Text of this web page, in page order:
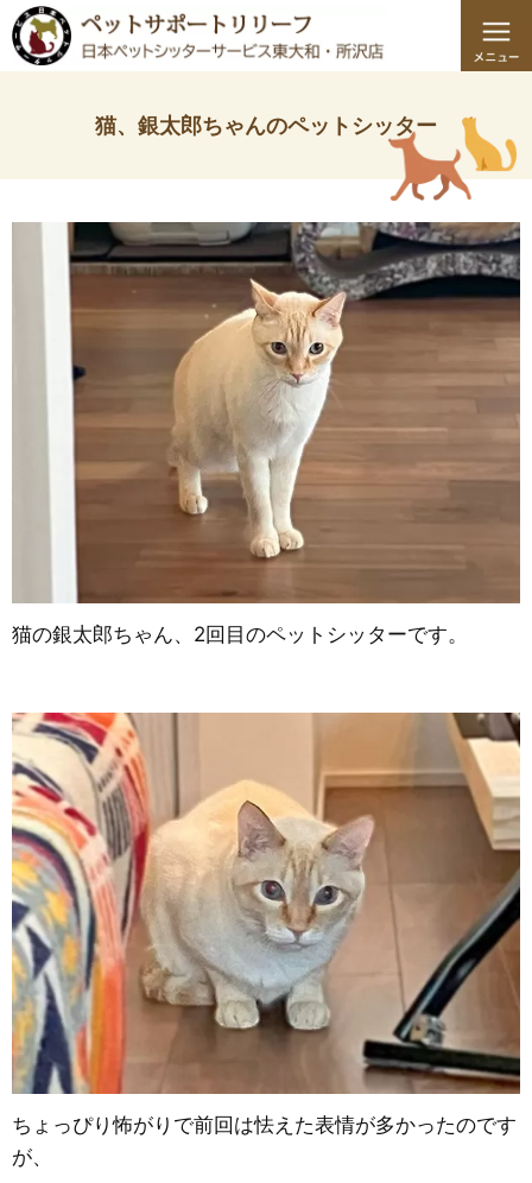
猫、銀太郎ちゃんのペットシッター
猫の銀太郎ちゃん、2回目のペットシッターです。
ちょっぴり怖がりで前回は怯えた表情が多かったのです
が、